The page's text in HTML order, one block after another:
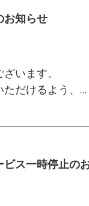
ます。
すが、何卒ご
1～2丁目エリ
木）12：00
てお早めにお
通常通り行い
お知らせ
います。
だけるよう、
ビス一時停止の